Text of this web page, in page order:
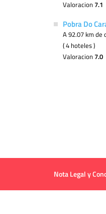
Valoracion 7.1
Pobra Do
A 92.07 km de
( 4 hoteles )
Valoracion 7.0
Nota Legal y